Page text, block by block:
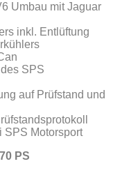
Umbau mit Jaguar
inkl. Entlüftung
SPS
auf Prüfstand und
SPS Motorsport
PS